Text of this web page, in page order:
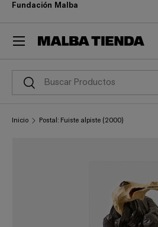
ir al contenido
Fundación Malba
Buscar
Buscar
Menú
Inicio Postal: Fuiste alpiste (2000)